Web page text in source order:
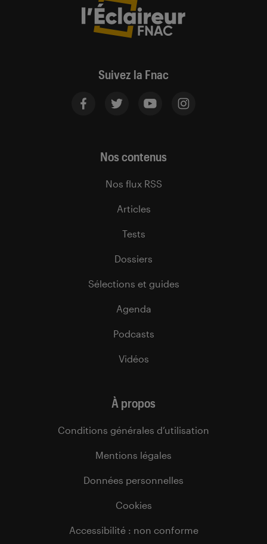
Suivez la Fnac
Nos contenus
Nos flux RSS
Articles
Tests
Dossiers
Sélections et guides
Agenda
Podcasts
Vidéos
À propos
Conditions générales d’utilisation
Mentions légales
Données personnelles
Cookies
Accessibilité : non conforme